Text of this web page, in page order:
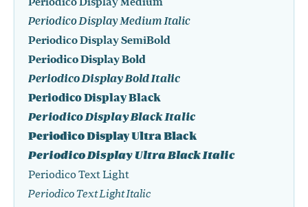
Periodico Display Medium Italic
Periodico Display SemiBold
Periodico Display Bold
Periodico Display Bold Italic
Periodico Display Black
Periodico Display Black Italic
Periodico Display Ultra Black
Periodico Display Ultra Black Italic
Periodico Text Light
Periodico Text Light Italic